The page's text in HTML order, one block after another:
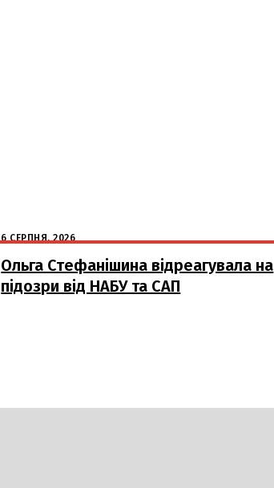
6 СЕРПНЯ, 2026
Ольга Стефанішина відреагувала на
підозри від НАБУ та САП